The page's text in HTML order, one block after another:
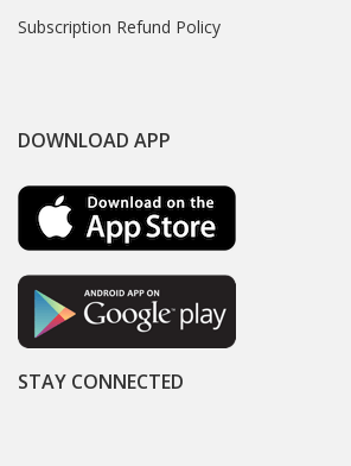
Subscription Refund Policy
DOWNLOAD APP
STAY CONNECTED